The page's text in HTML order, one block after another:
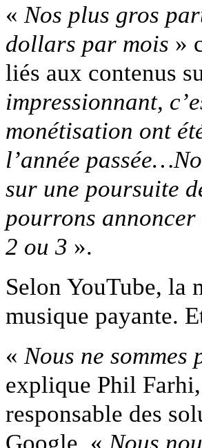
«Nos plus gros
dollars par mois »
liés aux contenus
impressionnant,
monétisation ont
l’année
sur une poursuite
pourrons
2 ou 3 ».
Selon YouTube, la
musique payante.
«Nous ne
explique Phil
responsable des